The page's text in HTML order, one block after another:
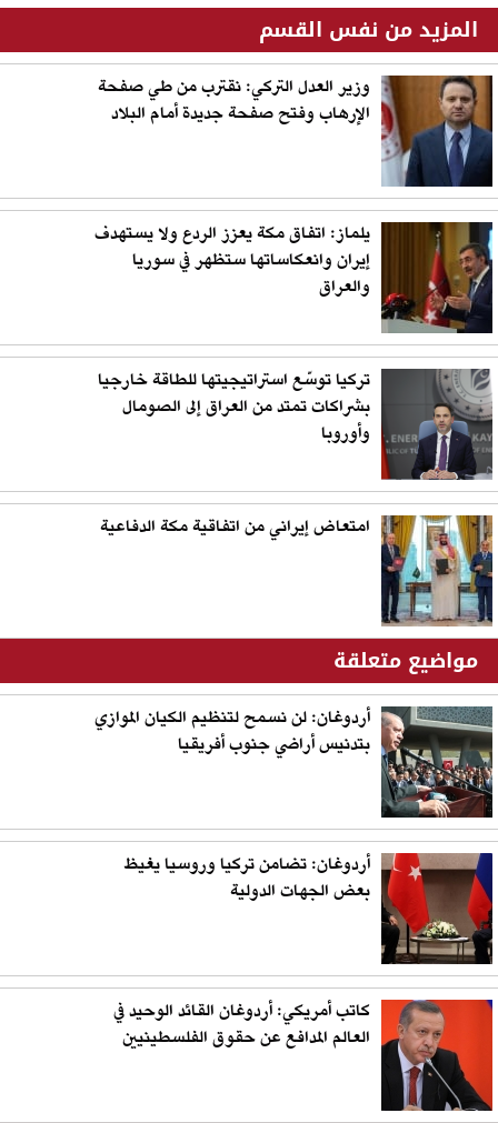
المزيد من نفس القسم
وزير العدل التركي: نقترب من طي صفحة
الإرهاب وفتح صفحة جديدة أمام البلاد
يلماز: اتفاق مكة يعزز الردع ولا يستهدف
إيران وانعكاساتها ستظهر في سوريا
والعراق
تركيا توسّع استراتيجيتها للطاقة خارجيا
بشراكات تمتد من العراق إلى الصومال
وأوروبا
امتعاض إيراني من اتفاقية مكة الدفاعية
مواضيع متعلقة
أردوغان: لن نسمح لتنظيم الكيان الموازي
بتدنيس أراضي جنوب أفريقيا
أردوغان: تضامن تركيا وروسيا يغيظ
بعض الجهات الدولية
كاتب أمريكي: أردوغان القائد الوحيد في
العالم المدافع عن حقوق الفلسطينيين